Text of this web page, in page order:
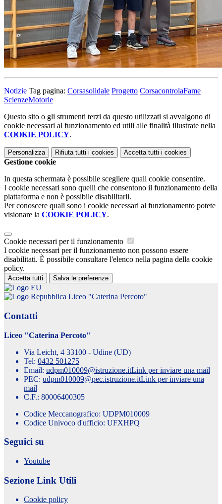
Notizie Tag pagina: Corsasolidale Progetto CorsacontrolaFame
ScienzeMotorie
Questo sito o gli strumenti terzi da questo utilizzati si avvalgono di
cookie necessari al funzionamento ed utili alle finalità illustrate nella
COOKIE POLICY.
Personalizza Rifiuta tutti i cookies Accetta tutti i cookies
Gestione cookie
In questa schermata è possibile scegliere quali cookie consentire.
I cookie necessari sono quelli che consentono il funzionamento della
piattaforma e non è possibile disabilitarli.
Per conoscere quali sono i cookie necessari al funzionamento potete
visionare la COOKIE POLICY.
Cookie necessari per il funzionamento
I cookie necessari per il funzionamento non possono essere
disabilitati. È possibile consultare l'elenco nella pagina della cookie
policy.
Accetta tutti Salva le preferenze
Liceo "Caterina Percoto"
Contatti
Liceo "Caterina Percoto"
Via Leicht, 4 33100 - Udine (UD)
Tel: 0432 501275
Email: udpm010009@istruzione.itLink per inviare una mail
PEC: udpm010009@pec.istruzione.itLink per inviare una
mail
C.F.: 80006400305
Codice Meccanografico: UDPM010009
Codice Univoco d'ufficio: UFXHPQ
Seguici su
Youtube
Sezione Link Utili
Cookie policy